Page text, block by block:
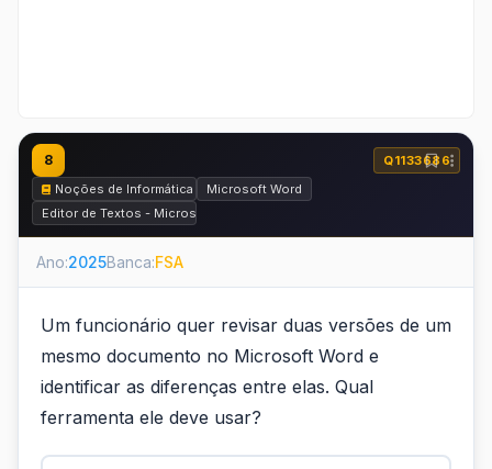
8
Q1133686
Noções de Informática
Microsoft Word
Editor de Textos - Microsoft Word e BrOffice.org Writer
Ano:2025Banca:FSA
Um funcionário quer revisar duas versões de um
mesmo documento no Microsoft Word e
identificar as diferenças entre elas. Qual
ferramenta ele deve usar?